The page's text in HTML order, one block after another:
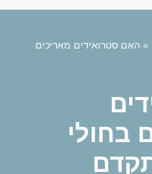
» האם סטרואידים מאריכים
בחולי